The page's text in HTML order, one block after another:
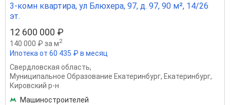
3-комн квартира, ул Блюхера, 97, д. 97, 90 м², 14/26
эт.
12 600 000 ₽
140 000 ₽ за м2
Ипотека от 60 435 ₽ в месяц
Свердловская область,
Муниципальное Образование Екатеринбург, Екатеринбург,
Кировский р-н
Машиностроителей